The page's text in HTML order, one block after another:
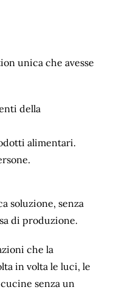
unica che avesse
della
alimentari.
soluzione, senza
di produzione.
che la
in volta le luci, le
senza un